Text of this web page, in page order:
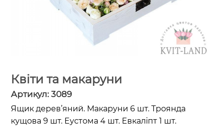
Квіти та макаруни
Артикул:3089
Ящик дерев’яний. Макаруни 6 шт. Троянда
кущова 9 шт. Еустома 4 шт. Евкаліпт 1 шт.